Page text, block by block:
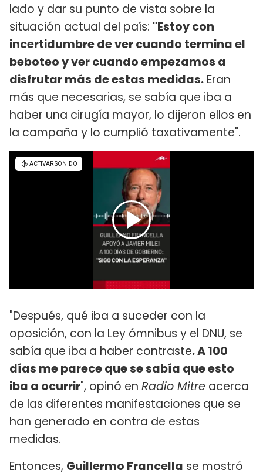
lado y dar su punto de vista sobre la
situación actual del país: "Estoy con
incertidumbre de ver cuando termina el
beboteo y ver cuando empezamos a
disfrutar más de estas medidas. Eran
más que necesarias, se sabía que iba a
haber una cirugía mayor, lo dijeron ellos en
la campaña y lo cumplió taxativamente".
"Después, qué iba a suceder con la
oposición, con la Ley ómnibus y el DNU, se
sabía que iba a haber contraste. A 100
días me parece que se sabía que esto
iba a ocurrir", opinó en Radio Mitre acerca
de las diferentes manifestaciones que se
han generado en contra de estas
medidas.
Entonces, Guillermo Francella se mostró